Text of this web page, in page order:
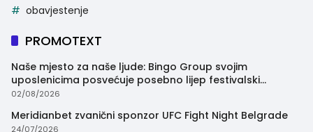
obavjestenje
PROMOTEXT
Naše mjesto za naše ljude: Bingo Group svojim
uposlenicima posvećuje posebno lijep festivalski
trenutak
02/08/2026
Meridianbet zvanični sponzor UFC Fight Night Belgrade
24/07/2026